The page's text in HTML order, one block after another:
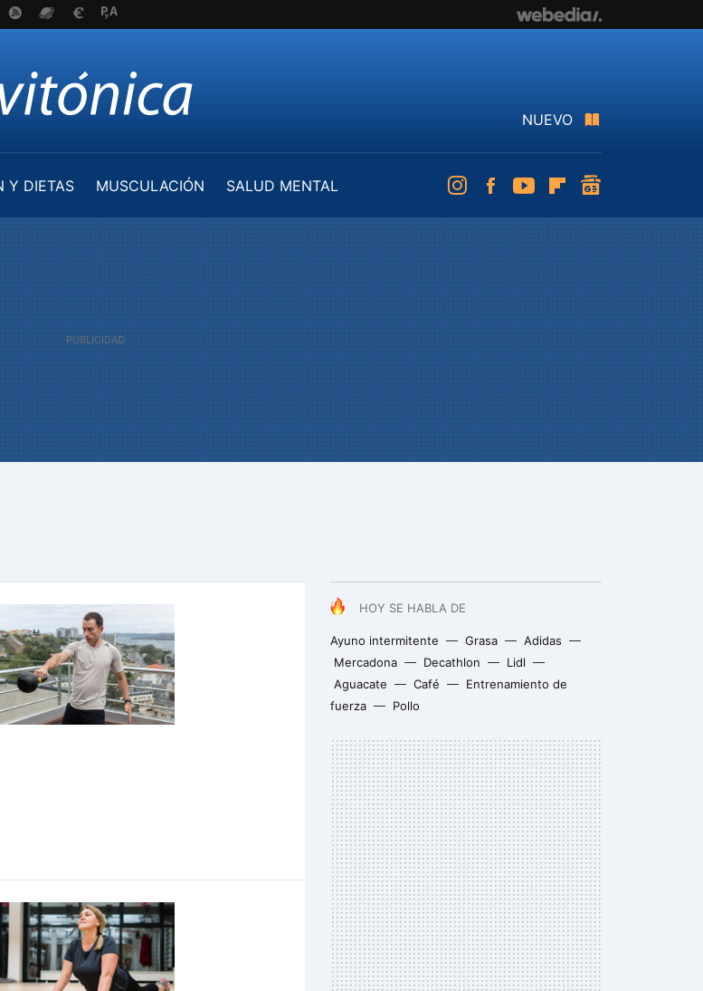
NUEVO
Y DIETAS MUSCULACIÓN
SALUD MENTAL
InstagramFacebookYoutubeFlipboard
HOY SE HABLA DE
Ayuno intermitente Grasa
Adidas
Mercadona
Decathlon
Lidl
Aguacate
Café
Entrenamiento de
fuerza
Pollo